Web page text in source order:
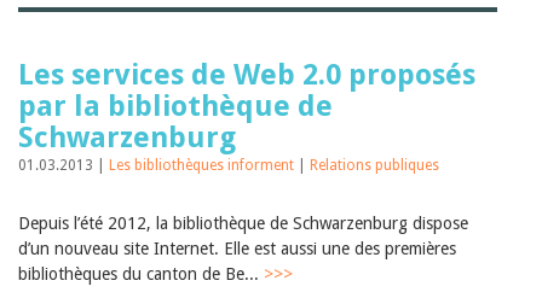
Les services de Web 2.0 proposés
par la bibliothèque de
Schwarzenburg
01.03.2013 | Les bibliothèques informent Relations publiques
Depuis l’été 2012, la bibliothèque de Schwarzenburg dispose
d’un nouveau site Internet. Elle est aussi une des premières
bibliothèques du canton de Be... >>>